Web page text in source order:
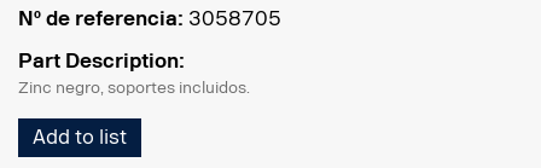
Nº de referencia: 3058705
Part Description:
Zinc negro, soportes incluidos.
Add to list